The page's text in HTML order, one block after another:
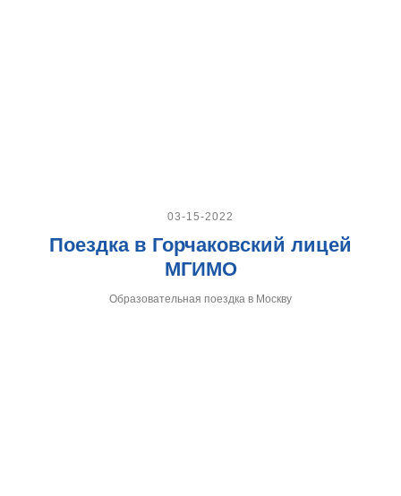
03-15-2022
Поездка в Горчаковский лицей
МГИМО
Образовательная поездка в Москву